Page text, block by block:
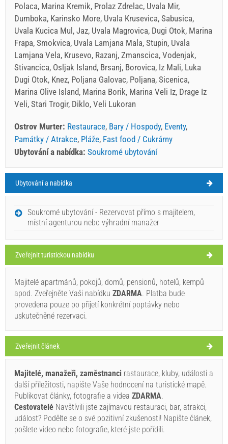
Polaca, Marina Kremik, Prolaz Zdrelac, Uvala Mir,
Dumboka, Karinsko More, Uvala Krusevica, Sabusica,
Uvala Kucica Mul, Jaz, Uvala Magrovica, Dugi Otok, Marina
Frapa, Smokvica, Uvala Lamjana Mala, Stupin, Uvala
Lamjana Vela, Krusevo, Razanj, Zmanscica, Vodenjak,
Stivancica, Osljak Island, Brsanj, Borovica, Iz Mali, Luka
Dugi Otok, Knez, Poljana Galovac, Poljana, Sicenica,
Marina Olive Island, Marina Borik, Marina Veli Iz, Drage Iz
Veli, Stari Trogir, Diklo, Veli Lukoran
Ostrov Murter: Restaurace, Bary / Hospody, Eventy,
Památky / Atrakce, Pláže, Fast food / Cukrárny
Ubytování a nabídka: Soukromé ubytování
Ostrov Murter Počasí
ČTVRTEK
Chorvatsko,
32°C
jasno
pátek,
07.08.26 35°C jasno
sobota,
08.08.26 29°C jasno
Štikadenta (Restaurant) Jezera
Ivan Nane (Facebook page)
Kralja Krešimira IV 8
E-mail:hello@stikadenta.com WORKING HOURS
Ubytování a nabídka
Soukromé ubytování - Rezervovat přímo s majitelem,
místní agenturou nebo výhradní manažer
Zveřejnit turistickou nabídku
Majitelé apartmánů, pokojů, domů, pensionů, hotelů, kempů
apod. Zveřejněte Vaši nabídku ZDARMA. Platba bude
provedena pouze po přijetí konkrétní poptávky nebo
uskutečněné rezervaci.
Zveřejnit článek
Majitelé, manažeři, zaměstnanci rastaurace, kluby, události a
další příležitosti, napište Vaše hodnocení na turistické mapě.
Publikovat články, fotografie a videa ZDARMA.
Cestovatelé Navštívili jste zajímavou restauraci, bar, atrakci,
událost? Podělte se o své pozitivní zkušenosti! Napište článek,
pošlete video nebo fotografie, které jste pořídili.